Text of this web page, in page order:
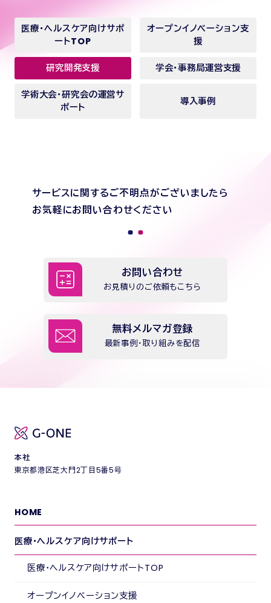
医療・ヘルスケア向けサポ
ートTOP
オープンイノベーション支
援
研究開発支援 学会・事務局運営支援
学術大会・研究会の運営サ
ポート
導入事例
サービスに関するご不明点がございましたら
お気軽にお問い合わせください
お問い合わせ
お見積りのご依頼もこちら
無料メルマガ登録
最新事例・取り組みを配信
本社
東京都港区芝大門2丁目5番5号
HOME
医療・ヘルスケア向けサポート
医療・ヘルスケア向けサポートTOP
オープンイノベーション支援